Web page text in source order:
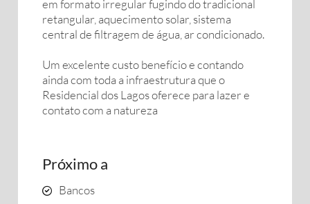
em formato irregular fugindo do tradicional
retangular, aquecimento solar, sistema
central de filtragem de água, ar condicionado.
Um excelente custo benefício e contando
ainda com toda a infraestrutura que o
Residencial dos Lagos oferece para lazer e
contato com a natureza
Próximo a
Bancos